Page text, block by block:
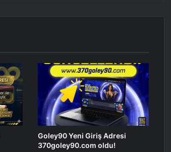
Goley90 Yeni Giriş Adresi
370goley90.com oldu!